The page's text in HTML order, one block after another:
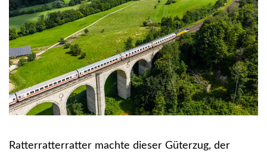
Ratterratterratter machte dieser Güterzug, der